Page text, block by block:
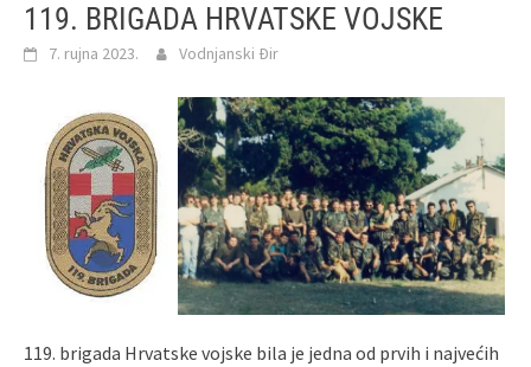
119. BRIGADA HRVATSKE VOJSKE
7. rujna 2023. Vodnjanski Đir
119. brigada Hrvatske vojske bila je jedna od prvih i najvećih